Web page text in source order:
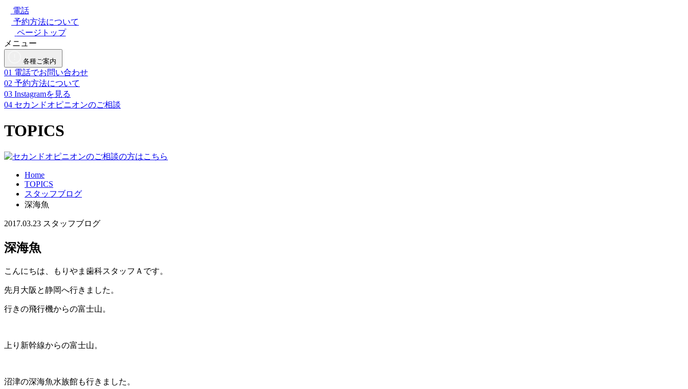
電話
予約方法について
ページトップ
メニュー
各種ご案内
01 電話でお問い合わせ
02 予約方法について
03 Instagramを見る
04 セカンドオピニオンのご相談
TOPICS
Home
TOPICS
スタッフブログ
深海魚
2017.03.23 スタッフブログ
深海魚
こんにちは、もりやま歯科スタッフＡです。
先月大阪と静岡へ行きました。
行きの飛行機からの富士山。
上り新幹線からの富士山。
沼津の深海魚水族館も行きました。